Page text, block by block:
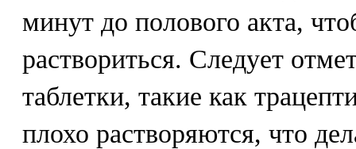
минут до полового акта,
раствориться. Следует
таблетки, такие как
плохо растворяются, что